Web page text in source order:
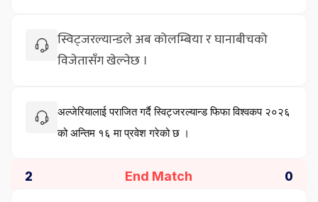
स्विट्जरल्यान्डले अब कोलम्बिया र घानाबीचको
विजेतासँग खेल्नेछ ।
अल्जेरियालाई पराजित गर्दै स्विट्जरल्यान्ड फिफा विश्वकप २०२६
को अन्तिम १६ मा प्रवेश गरेको छ ।
2 End Match 0